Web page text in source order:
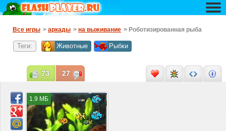
Все игры > аркады > на выживание > Роботизированная рыба
Теги: Животные Рыбки
1.9 МБ
73 27